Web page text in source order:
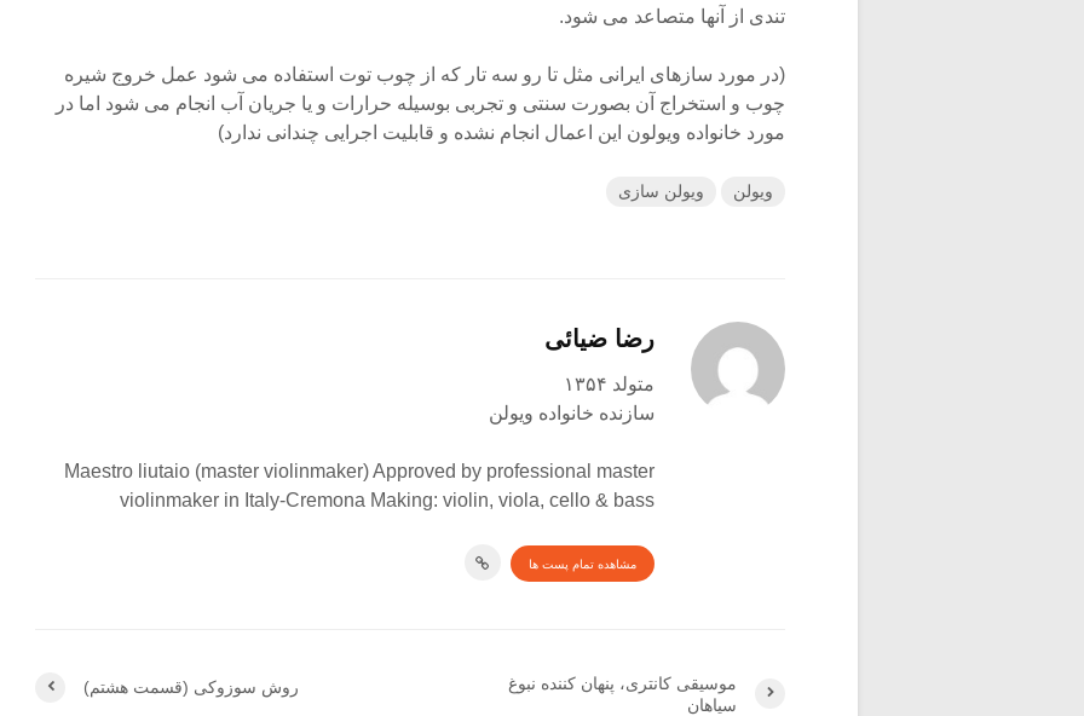
تندی از آنها متصاعد می شود.
(در مورد سازهای ایرانی مثل تا رو سه تار که از چوب توت استفاده می شود عمل خروج شیره
چوب و استخراج آن بصورت سنتی و تجربی بوسیله حرارات و یا جریان آب انجام می شود اما در
مورد خانواده ویولون این اعمال انجام نشده و قابلیت اجرایی چندانی ندارد)
ویولن ویولن سازی
رضا ضیائی
متولد ۱۳۵۴
سازنده خانواده ویولن
Maestro liutaio (master violinmaker) Approved by professional master
violinmaker in Italy-Cremona Making: violin, viola, cello & bass
مشاهده تمام پست ها
روش سوزوکی (قسمت هشتم)
موسیقی کانتری، پنهان کننده نبوغ
سیاهان